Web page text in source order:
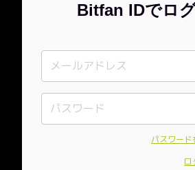
Bitfan IDでロ
パスワード
ロ